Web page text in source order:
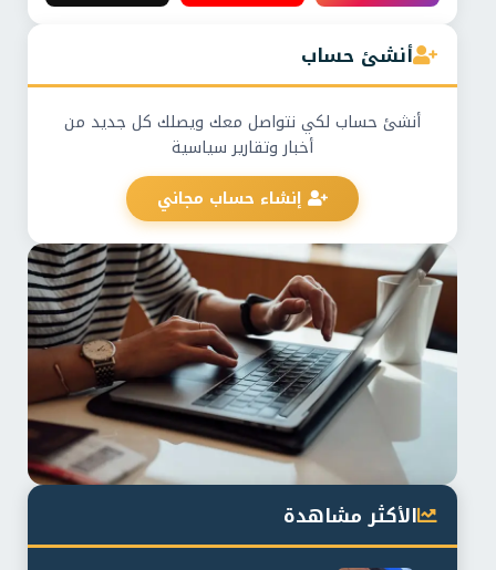
أنشئ حساب
أنشئ حساب لكي نتواصل معك ويصلك كل جديد من
أخبار وتقارير سياسية
إنشاء حساب مجاني
الأكثر مشاهدة